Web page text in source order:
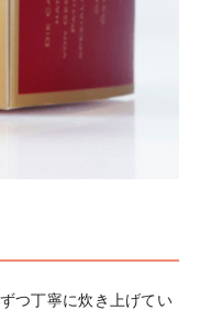
つ丁寧に炊き上げてい